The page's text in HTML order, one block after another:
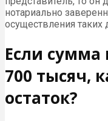
нотариально
осуществления таких
Если
700 тысяч,
остаток?